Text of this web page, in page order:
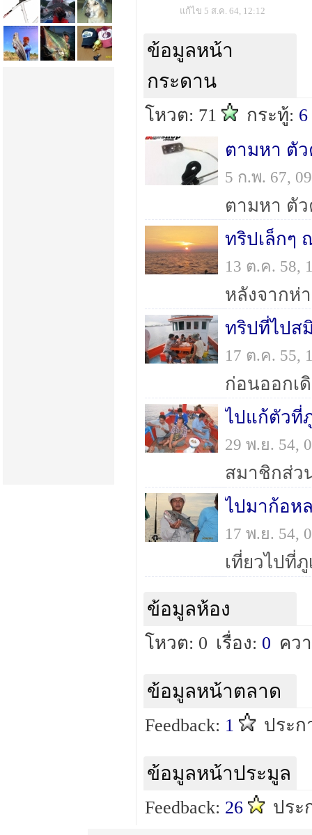
แก้ไข 5 ส.ค. 64, 12:12
ข้อมูลหน้า
กระดาน
โหวต: 71 กระทู้: 6
ตามหา ตัว
5 ก.พ. 67,
13 ต.ค. 58,
ทริปที่ไปส
17 ต.ค. 55,
ก่อนออกเ
ไปแก้ตัวที่
29 พ.ย. 54,
สมาชิกส่ว
ไปมาก้อห
17 พ.ย. 54,
เที่ยวไปที่
ข้อมูลห้อง
โหวต: 0 เรื่อง: 0 คว
ข้อมูลหน้าตลาด
Feedback: 1 ประก
ข้อมูลหน้าประมูล
Feedback: 26 ประ